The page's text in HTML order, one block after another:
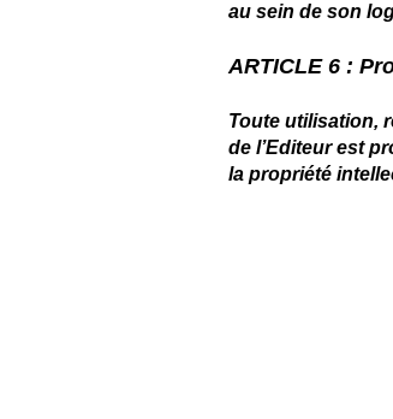
au sein de son
ARTICLE 6 :
Toute utilisation,
de l’Editeur est
la propriété